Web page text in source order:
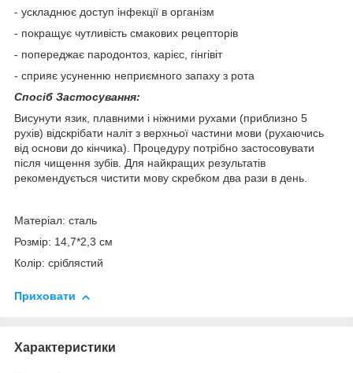
- ускладнює доступ інфекції в організм
- покращує чутливість смакових рецепторів
- попереджає пародонтоз, карієс, гінгівіт
- сприяє усуненню неприємного запаху з рота
Спосіб Застосування:
Висунути язик, плавними і ніжними рухами (приблизно 5
рухів) відскрібати наліт з верхньої частини мови (рухаючись
від основи до кінчика). Процедуру потрібно застосовувати
після чищення зубів. Для найкращих результатів
рекомендується чистити мову скребком два рази в день.
Матеріал: сталь
Розмір: 14,7*2,3 см
Колір: сріблястий
Приховати
Характеристики